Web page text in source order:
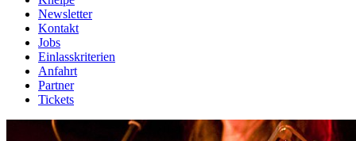
Newsletter
Kontakt
Jobs
Einlasskriterien
Anfahrt
Partner
Tickets